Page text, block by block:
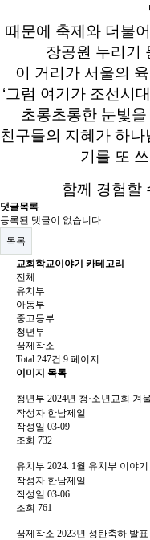
때문에 축제와 더불
장공원 누리기
이 거리가 서울의
‘그럼 여기가 조선시
초롱초롱한 눈빛
친구들의 지혜가 하
기를 또
함께 경험할
댓글목록
등록된 댓글이 없습니다.
목록
교회학교이야기 카테고리
전체
유치부
아동부
중고등부
청년부
꿈제작소
Total 247건 9 페이지
이미지 목록
청년부 2024년 청·소년교회 겨
작성자 한남제일
작성일 03-09
조회 732
유치부 2024. 1월 유치부 이야기
작성자 한남제일
작성일 03-06
조회 761
꿈제작소 2023년 성탄축하 발표